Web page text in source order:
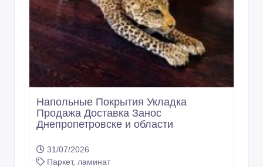
Напольные Покрытия Укладка
Продажа Доставка Занос
Днепропетровске и области
31/07/2026
Паркет, ламинат